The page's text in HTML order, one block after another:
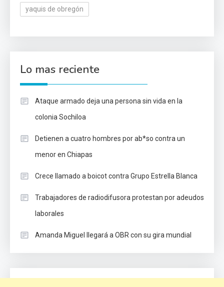
yaquis de obregón
Lo mas reciente
Ataque armado deja una persona sin vida en la
colonia Sochiloa
Detienen a cuatro hombres por ab*so contra un
menor en Chiapas
Crece llamado a boicot contra Grupo Estrella Blanca
Trabajadores de radiodifusora protestan por adeudos
laborales
Amanda Miguel llegará a OBR con su gira mundial